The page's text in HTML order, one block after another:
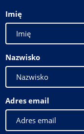
Imię
Nazwisko
Adres email